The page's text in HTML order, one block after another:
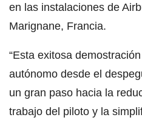
en las instalaciones de
Marignane, Francia.
“Esta exitosa
autónomo desde el
un gran paso hacia la
trabajo del piloto y la